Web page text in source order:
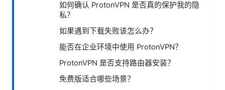
如何确认 ProtonVPN 是否真的保护我的隐
私？
如果遇到下载失败该怎么办？
能否在企业环境中使用 ProtonVPN？
ProtonVPN 是否支持路由器安装？
免费版适合哪些场景？